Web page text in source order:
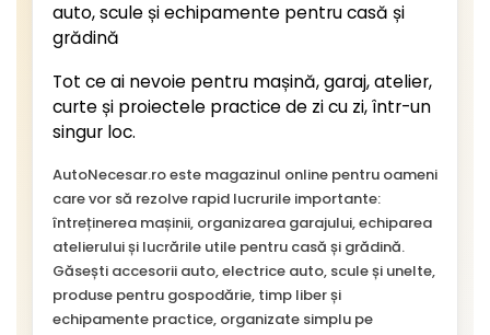
auto, scule și echipamente pentru casă și
grădină
Tot ce ai nevoie pentru mașină, garaj, atelier,
curte și proiectele practice de zi cu zi, într-un
singur loc.
AutoNecesar.ro este magazinul online pentru oameni
care vor să rezolve rapid lucrurile importante:
întreținerea mașinii, organizarea garajului, echiparea
atelierului și lucrările utile pentru casă și grădină.
Găsești accesorii auto, electrice auto, scule și unelte,
produse pentru gospodărie, timp liber și
echipamente practice, organizate simplu pe